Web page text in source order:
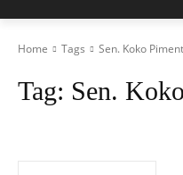
Home Tags Sen. Koko
Tag: Sen.